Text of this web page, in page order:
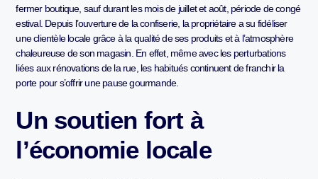
fermer boutique, sauf durant les mois de juillet et août, période de congé
estival. Depuis l’ouverture de la confiserie, la propriétaire a su fidéliser
une clientèle locale grâce à la qualité de ses produits et à l’atmosphère
chaleureuse de son magasin. En effet, même avec les perturbations
liées aux rénovations de la rue, les habitués continuent de franchir la
porte pour s’offrir une pause gourmande.
Un soutien fort à
l’économie locale